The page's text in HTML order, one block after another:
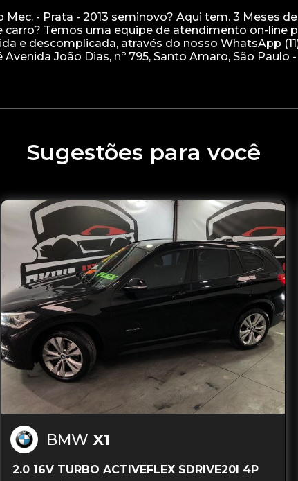
Mec. - Prata - 2013 seminovo? Aqui tem. 3 Meses de
carro? Temos uma equipe de atendimento on-line
e descomplicada, através do nosso WhatsApp
João Dias, nº 795, Santo Amaro, São Paulo
Sugestões para você
BMW X1
2.0 16V TURBO ACTIVEFLEX SDRIVE20I 4P